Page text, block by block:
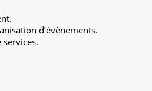
d’évènements.